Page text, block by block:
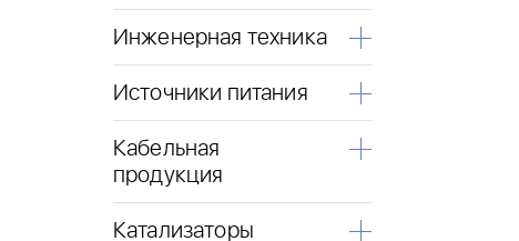
Инженерная техника
Источники питания
Кабельная
продукция
Катализаторы